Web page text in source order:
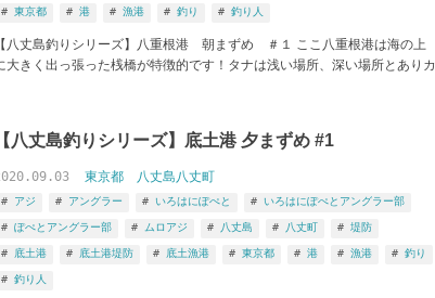
東京都 港 漁港 釣り 釣り人
八丈島釣りシリーズ】八重根港 朝まずめ ＃１ ここ八重根港は海の上
大きく出っ張った桟橋が特徴的です！タナは浅い場所、深い場所とありカ
八丈島釣りシリーズ】底土港 夕まずめ #1
東京都 八丈島八丈町
アジ アングラー いろはにぽぺと いろはにぽぺとアングラー部
ぽぺとアングラー部 ムロアジ 八丈島 八丈町 堤防
底土港 底土港堤防 底土漁港 東京都 港 漁港 釣り
釣り人